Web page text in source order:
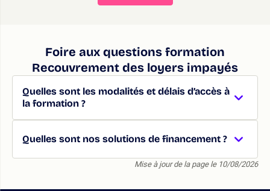
Foire aux questions formation
Recouvrement des loyers impayés
Quelles sont les modalités et délais d’accès à
la formation ?
Quelles sont nos solutions de financement ?
Mise à jour de la page le 10/08/2026